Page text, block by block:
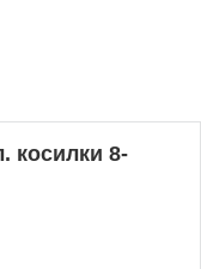
косилки 8-